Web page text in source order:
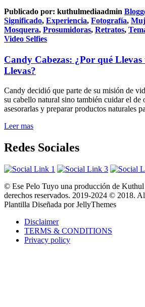
Publicado por: kuthulmediaadmin
Significado, Experiencia, Fotografía,
Mosquera, Prosumidoras, Retratos,
Video Selfies
Candy Cabezas: ¿Por qué
Llevas?
Candy decidió que parte de su misión de
su cabello natural sino también cuidar el de
asesorarlas y preparar productos naturales
Leer mas
Redes Sociales
© Ese Pelo Tuyo una producción de
derechos reservados. 2019-2024 © 2018.
Plantilla Diseñada por JellyThemes
Disclaimer
TERMS & CONDITIONS
Privacy policy